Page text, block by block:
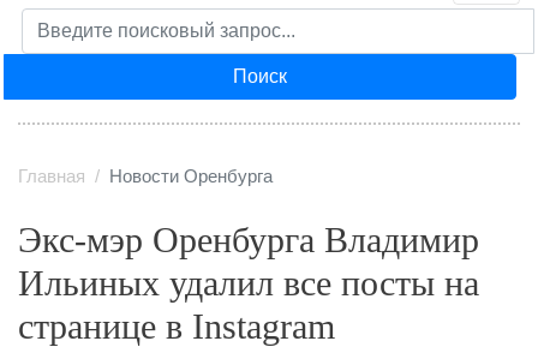
Поиск
Главная Новости Оренбурга
Экс-мэр Оренбурга Владимир
Ильиных удалил все посты на
странице в Instagram